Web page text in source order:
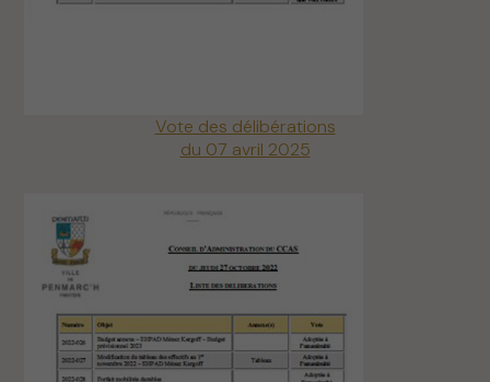
Vote des délibérations
du 07 avril 2025